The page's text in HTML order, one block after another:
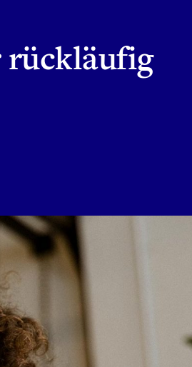
rückläufig